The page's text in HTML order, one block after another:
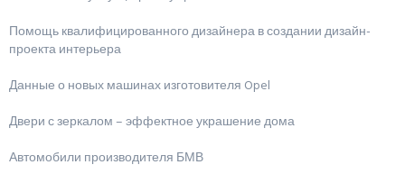
Помощь квалифицированного дизайнера в создании дизайн-
проекта интерьера
Данные о новых машинах изготовителя Opel
Двери с зеркалом – эффектное украшение дома
Автомобили производителя БМВ